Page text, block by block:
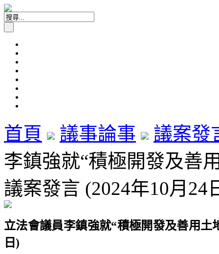
首頁 議事論事
議案發
李鎮強就“積極開發及善
議案發言 (2024年10月24
立法會議員李鎮強就“積極開發及善用土
日)